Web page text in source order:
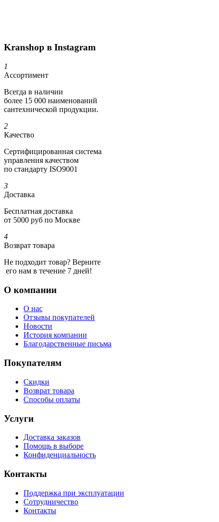
Kranshop в Instagram
1
Ассортимент
Всегда в наличии
более 15 000 наименований
сантехнической продукции.
2
Качество
Сертифициро­ванная система
управления качеством
по стандарту ISO9001
3
Доставка
Бесплатная доставка
от 5000 руб по Москве
4
Возврат товара
Не подходит товар? Верните
его нам в течение 7 дней!
О компании
О нас
Отзывы покупателей
Новости
История компании
Благодарственные письма
Покупателям
Скидки
Возврат товара
Способы оплаты
Услуги
Доставка заказов
Помощь в выборе
Конфиденциальность
Контакты
Поддержка при эксплуатации
Сотрудничество
Контакты